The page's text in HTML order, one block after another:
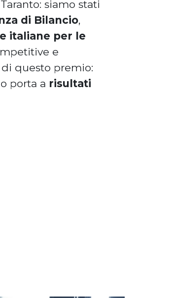
siamo stati
di Bilancio,
italiane per le
e
questo premio:
porta a risultati